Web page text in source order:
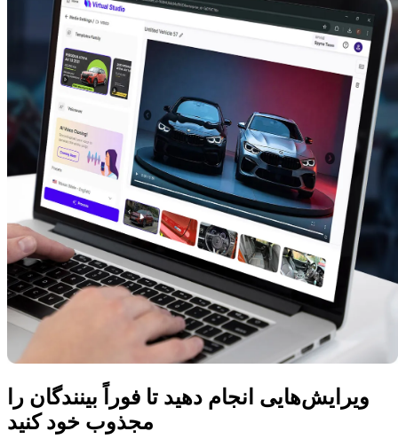
ویرایش‌هایی انجام دهید تا فوراً بینندگان را
مجذوب خود کنید